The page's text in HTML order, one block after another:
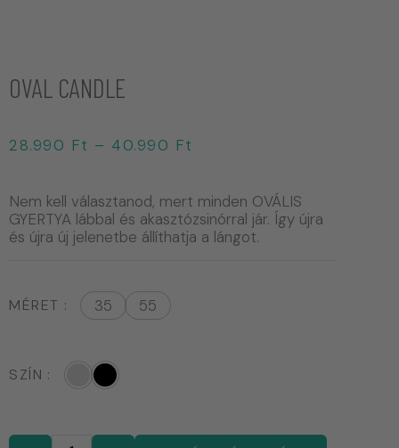
OVAL CANDLE
28.990 Ft – 40.990 Ft
Nem kell választanod, mert minden OVÁLIS
GYERTYA lábbal és akasztózsinórral jár. Így újra
és újra új jelenetbe állíthatja a lángot.
MÉRET 35 55
SZÍN